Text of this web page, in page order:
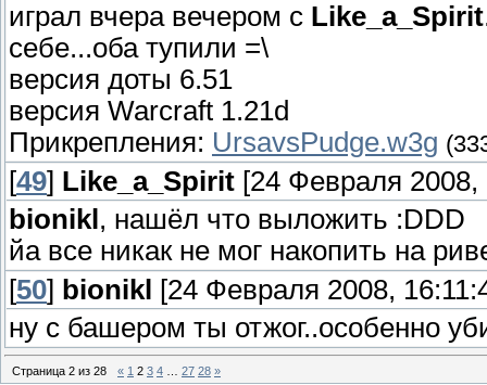
играл вчера вечером с Like_a_Spirit
себе...оба тупили =\
версия доты 6.51
версия Warcraft 1.21d
Прикрепления: UrsavsPudge.w3g
[49] Like_a_Spirit [24 Февраля 2008,
bionikl , нашёл что выложить :DDD
йа все никак не мог накопить на
[50] bionikl
[24 Февраля 2008,
ну с башером ты отжог..особенно
Страница 2 из 28 « 1 2 3 4 27 28 »